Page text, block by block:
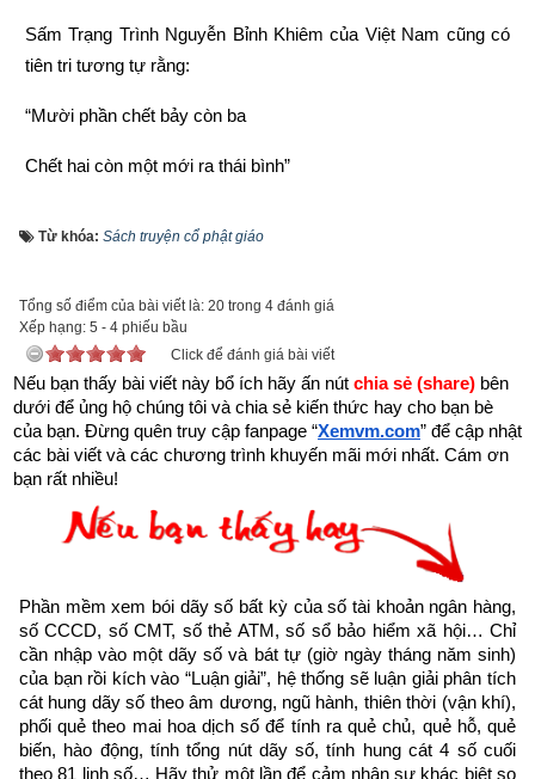
Sấm Trạng Trình Nguyễn Bỉnh Khiêm của Việt Nam cũng có
tiên tri tương tự rằng:
“Mười phần chết bảy còn ba
Chết hai còn một mới ra thái bình”
được xem.
Trên đời có người hành Đại Thiện, gặp kiếp nạn này cũng bình
an”
Như vậy chúng ta đang sống trong thời gian cuối cùng của
thời kỳ mạt pháp khi mà đạo đức nhân loại suy đồi, bại hoại
Từ khóa: Sách truyện cổ phật giáo
Tổng số điểm của bài viết là: 20 trong 4 đánh giá
Xếp hạng: 5 - 4 phiếu bầu
Click để đánh giá bài viết
Nếu bạn thấy bài viết này bổ ích hãy ấn nút chia sẻ (share) bên
dưới để ủng hộ chúng tôi và chia sẻ kiến thức hay cho bạn bè
của bạn. Đừng quên truy cập fanpage “Xemvm.com” để cập nhật
các bài viết và các chương trình khuyến mãi mới nhất. Cám ơn
bạn rất nhiều!
Phần mềm xem bói dãy số bất kỳ của số tài khoản ngân hàng,
số CCCD, số CMT, số thẻ ATM, số sổ bảo hiểm xã hội… Chỉ
cần nhập vào một dãy số và bát tự (giờ ngày tháng năm sinh)
của bạn rồi kích vào “Luận giải”, hệ thống sẽ luận giải phân tích
cát hung dãy số theo âm dương, ngũ hành, thiên thời (vận khí),
phối quẻ theo mai hoa dịch số để tính ra quẻ chủ, quẻ hỗ, quẻ
biến, hào động, tính tổng nút dãy số, tính hung cát 4 số cuối
theo 81 linh số… Hãy thử một lần để cảm nhận sự khác biệt so